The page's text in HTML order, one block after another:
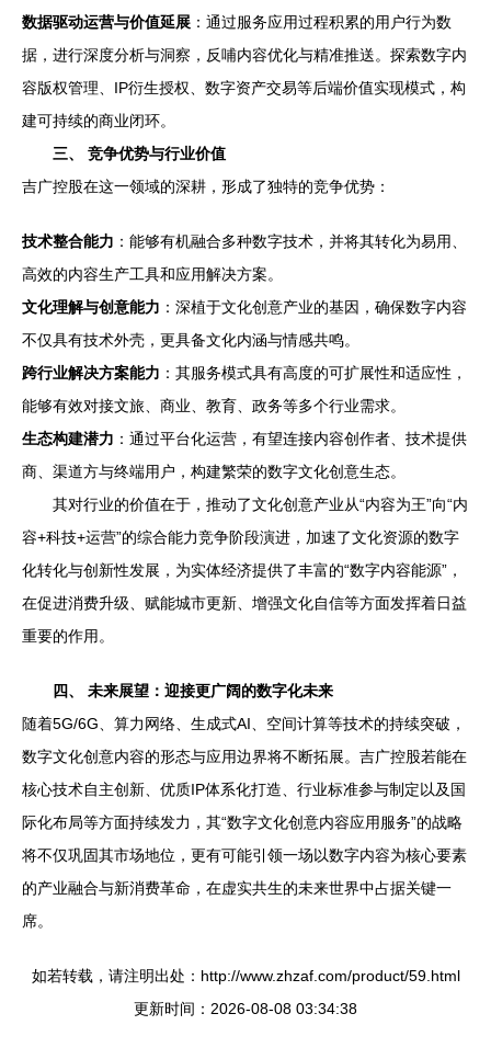
数据驱动运营与价值延展 ：通过服务应用过程积累的用户行为数
据，进行深度分析与洞察，反哺内容优化与精准推送。探索数字内
容版权管理、IP衍生授权、数字资产交易等后端价值实现模式，构
建可持续的商业闭环。
三、 竞争优势与行业价值
吉广控股在这一领域的深耕，形成了独特的竞争优势：
技术整合能力 ：能够有机融合多种数字技术，并将其转化为易用、
高效的内容生产工具和应用解决方案。
文化理解与创意能力 ：深植于文化创意产业的基因，确保数字内容
不仅具有技术外壳，更具备文化内涵与情感共鸣。
跨行业解决方案能力 ：其服务模式具有高度的可扩展性和适应性，
能够有效对接文旅、商业、教育、政务等多个行业需求。
生态构建潜力 ：通过平台化运营，有望连接内容创作者、技术提供
商、渠道方与终端用户，构建繁荣的数字文化创意生态。
其对行业的价值在于，推动了文化创意产业从“内容为王”向“内
容+科技+运营”的综合能力竞争阶段演进，加速了文化资源的数字
化转化与创新性发展，为实体经济提供了丰富的“数字内容能源”，
在促进消费升级、赋能城市更新、增强文化自信等方面发挥着日益
重要的作用。
四、 未来展望：迎接更广阔的数字化未来
随着5G/6G、算力网络、生成式AI、空间计算等技术的持续突破，
数字文化创意内容的形态与应用边界将不断拓展。吉广控股若能在
核心技术自主创新、优质IP体系化打造、行业标准参与制定以及国
际化布局等方面持续发力，其“数字文化创意内容应用服务”的战略
将不仅巩固其市场地位，更有可能引领一场以数字内容为核心要素
的产业融合与新消费革命，在虚实共生的未来世界中占据关键一
席。
如若转载，请注明出处：http://www.zhzaf.com/product/59.html
更新时间：2026-08-08 03:34:38